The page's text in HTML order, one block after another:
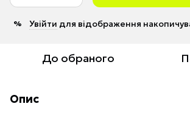
% Увійти для відображення
До обраного
Опис